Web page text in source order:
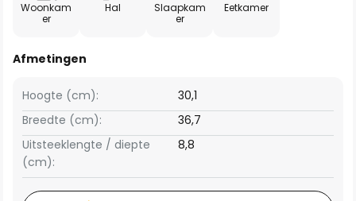
Woonkam
er
Hal
Slaapkam
er
Eetkamer
Afmetingen
Breedte (cm): 36,7
Hoogte (cm): 30,1
Uitsteeklengte / diepte
(cm):
8,8